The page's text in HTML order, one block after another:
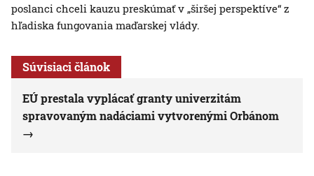
poslanci chceli kauzu preskúmať v „širšej perspektíve“ z
hľadiska fungovania maďarskej vlády.
Súvisiaci článok
EÚ prestala vyplácať granty univerzitám
spravovaným nadáciami vytvorenými Orbánom